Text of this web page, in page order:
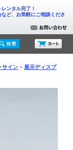
ンタル完了！
ど、お気軽にご相談くださ
サイン
展示ディスプ